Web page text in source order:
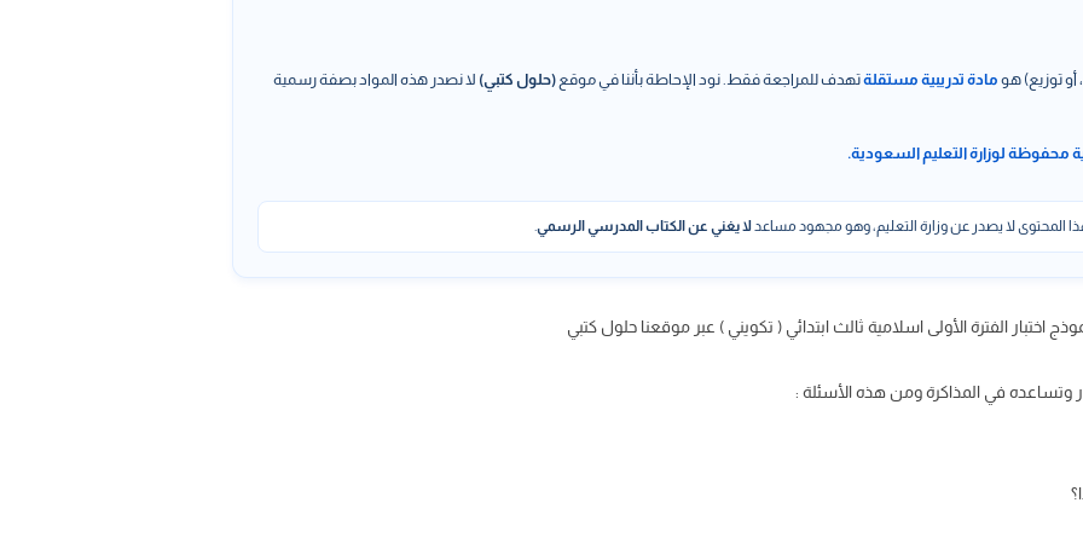
أو توزيع) هو مادة تدريبية مستقلةتهدف للمراجعة فقط. نود الإحاطة بأننا في موقع (حلول كتبي) لا نصدر هذه المواد بصفة رسمية
محفوظة لوزارة التعليم السعودية.
المحتوى لا يصدر عن وزارة التعليم، وهو مجهود مساعدلا يغني عن الكتاب المدرسي الرسمي.
وتساعده في المذاكرة ومن هذه الأسئلة :